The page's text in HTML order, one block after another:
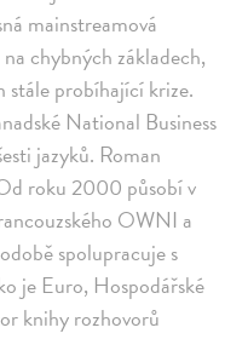
mainstreamová
chybných základech,
stále probíhající krize.
National Business
jazyků. Roman
roku 2000 působí v
OWNI a
spolupracuje s
je Euro, Hospodářské
knihy rozhovorů